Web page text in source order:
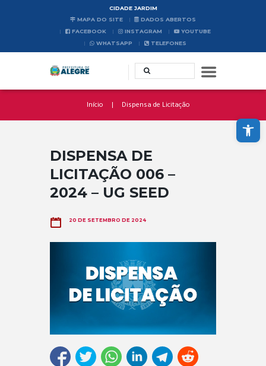
Abrir a barra de ferramentas
CIDADE JARDIM
MAPA DO SITE
DADOS ABERTOS
FACEBOOK
INSTAGRAM
YOUTUBE
WHATSAPP
TELEFONES
Início Dispensa de Licitação
DISPENSA DE
LICITAÇÃO 006 –
2024 – UG SEED
20 DE SETEMBRO DE 2024